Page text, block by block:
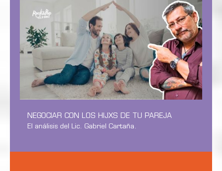
NEGOCIAR CON LOS HIJXS DE TU PAREJA
El análisis del Lic. Gabriel Cartaña.